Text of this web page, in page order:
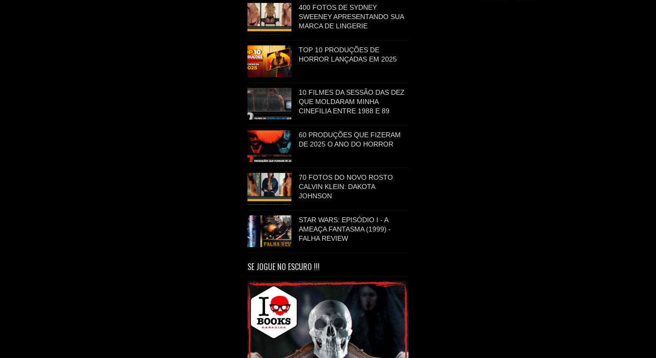
400 FOTOS DE SYDNEY
SWEENEY APRESENTANDO SUA
MARCA DE LINGERIE
TOP 10 PRODUÇÕES DE
HORROR LANÇADAS EM 2025
10 FILMES DA SESSÃO DAS DEZ
QUE MOLDARAM MINHA
CINEFILIA ENTRE 1988 E 89
60 PRODUÇÕES QUE FIZERAM
DE 2025 O ANO DO HORROR
70 FOTOS DO NOVO ROSTO
CALVIN KLEIN: DAKOTA
JOHNSON
STAR WARS: EPISÓDIO I - A
AMEAÇA FANTASMA (1999) -
FALHA REVIEW
SE JOGUE NO ESCURO !!!